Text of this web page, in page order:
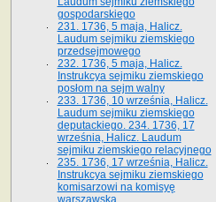
gospodarskiego
231. 1736, 5 maja, Halicz.
Laudum sejmiku ziemskiego
przedsejmowego
232. 1736, 5 maja, Halicz.
Instrukcya sejmiku ziemskiego
posłom na sejm walny
233. 1736, 10 września, Halicz.
Laudum sejmiku ziemskiego
deputackiego. 234. 1736, 17
września, Halicz. Laudum
sejmiku ziemskiego relacyjnego
235. 1736, 17 września, Halicz.
Instrukcya sejmiku ziemskiego
komisarzowi na komisyę
warszawską